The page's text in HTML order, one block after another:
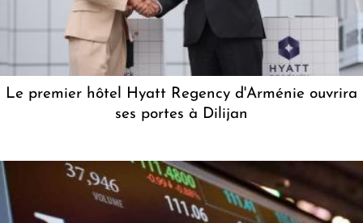
Le premier hôtel Hyatt Regency d'Arménie ouvrira
ses portes à Dilijan